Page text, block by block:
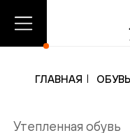
ГЛАВНАЯ ОБУВЬ
Утепленная обувь